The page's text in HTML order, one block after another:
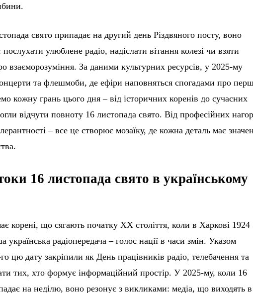
свято припадає на другий день Різдвяного посту, воно
улюблене радіо, надіслати вітання колезі чи взяти
взаєморозуміння. За даними культурних ресурсів, у 2025-му
та флешмоби, де ефіри наповняться спогадами про
кожну грань цього дня – від історичних коренів до сучасних
відчути повноту 16 листопада свято. Від професійних
– все це створює мозаїку, де кожна деталь має
16 листопада свято в українському
корені, що сягають початку XX століття, коли в Харкові 1924
українська радіопередача – голос нації в часи змін. Указом
цю дату закріпили як День працівників радіо, телебачення та
тих, хто формує інформаційний простір. У 2025-му, коли 16
на неділю, воно резонує з викликами: медіа, що виходять в